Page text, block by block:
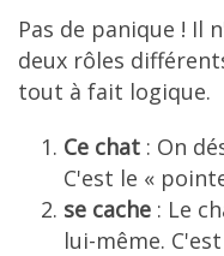
Pas de panique ! Il
deux rôles
tout à fait logique.
Ce chat : On
C'est le «
se cache : Le
lui-même.